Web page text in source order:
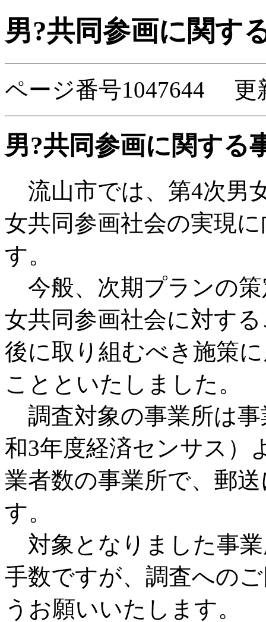
男?共同参画に関す
ページ番号1047644 更
男?共同参画に関する
流山市では、第4次男
女共同参画社会の実現
す。
今般、次期プランの
女共同参画社会に対す
後に取り組むべき施策
ことといたしました。
調査対象の事業所は事
和3年度経済センサス）
業者数の事業所で、郵
す。
対象となりました事
手数ですが、調査への
うお願いいたします。